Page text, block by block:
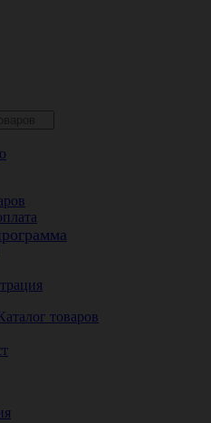
товаров